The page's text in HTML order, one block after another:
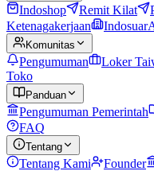
Indoshop Remit Kilat
Ketenagakerjaan
Komunitas
Pengumuman Loker
Toko
Panduan
Pengumuman Pemerintah
FAQ
Tentang
Tentang Kami Founder